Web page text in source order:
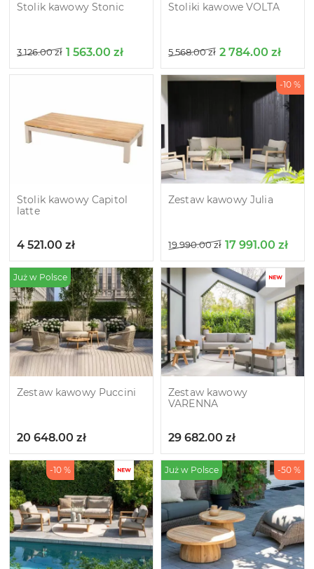
Stolik kawowy Stonic
3 126.00zł 1 563.00 zł
Stoliki kawowe VOLTA
5 568.00zł 2 784.00 zł
Stolik kawowy Capitol
latte
4 521.00 zł
-10 %
Zestaw kawowy Julia
19 990.00zł 17 991.00 zł
Już w Polsce
Zestaw kawowy Puccini
20 648.00 zł
Zestaw kawowy
VARENNA
29 682.00 zł
-10 % Już w Polsce -50 %